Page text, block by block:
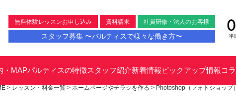
無料体験レッスンお申し込み 資料請求 社員研修・法人のお客様
スタッフ募集 〜パルティスで様々な働き方〜
・MAPパルティスの特徴スタッフ紹介新着情報ピックアップ情報コ
> レッスン・料金一覧 > ホームページやチラシを作る > Photoshop（フォトショップ）